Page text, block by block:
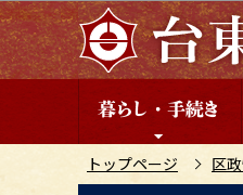
こ
の
ペ
トップページ 区